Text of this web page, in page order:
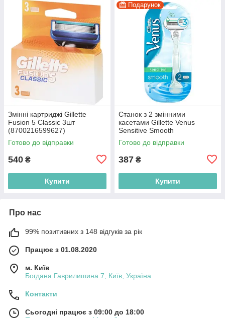
Змінні картриджі Gillette
Fusion 5 Classic 3шт
(8700216599627)
Готово до відправки
540 ₴
Купити
Подарунок
Станок з 2 змінними
касетами Gillette Venus
Sensitive Smooth
(7702018486960)
Готово до відправки
387 ₴
Купити
Про нас
99% позитивних з 148 відгуків за рік
Працює з 01.08.2020
м. Київ
Богдана Гаврилишина 7, Київ, Україна
Контакти
Сьогодні працює з 09:00 до 18:00